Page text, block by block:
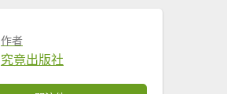
作者
究竟出版社